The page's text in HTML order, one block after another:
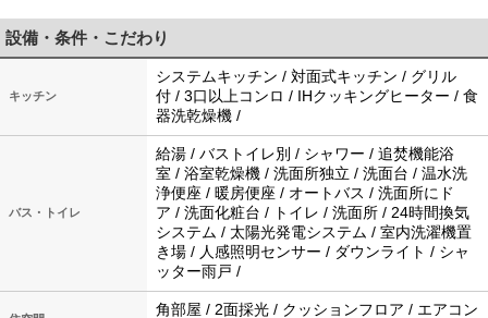
設備・条件・こだわり
キッチン
システムキッチン / 対面式キッチン / グリル
付 / 3口以上コンロ / IHクッキングヒーター / 食
器洗乾燥機 /
バス・トイレ
給湯 / バストイレ別 / シャワー / 追焚機能浴
室 / 浴室乾燥機 / 洗面所独立 / 洗面台 / 温水洗
浄便座 / 暖房便座 / オートバス / 洗面所にド
ア / 洗面化粧台 / トイレ / 洗面所 / 24時間換気
システム / 太陽光発電システム / 室内洗濯機置
き場 / 人感照明センサー / ダウンライト / シャ
ッター雨戸 /
角部屋 / 2面採光 / クッションフロア / エアコン